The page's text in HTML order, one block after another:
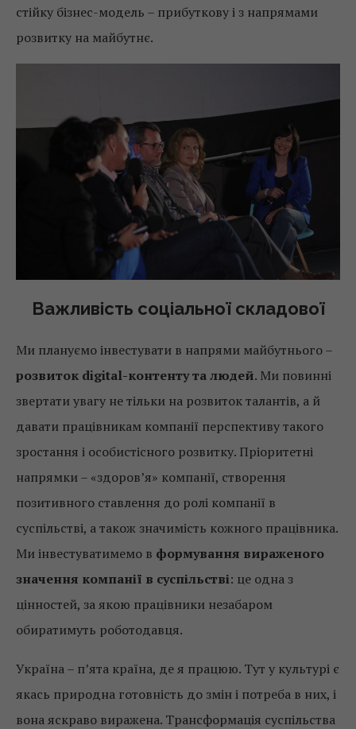
стійку бізнес-модель – прибуткову і з напрямами
розвитку на майбутнє.
Важливість соціальної складової
Ми плануємо інвестувати в напрями майбутнього –
розвиток digital-контенту та людей. Ми повинні
звертати увагу не тільки на розвиток талантів, а й
давати працівникам компанії перспективу такого
зростання і особистісного розвитку. Пріоритетні
напрямки – «здоров’я» компанії, створення
позитивного ставлення до ролі компанії в
суспільстві, а також значимість кожного працівника.
Ми інвестуватимемо в формування вираженого
значення компанії в суспільстві: це одна з
цінностей, за якою працівники незабаром
обиратимуть роботодавця.
Україна – п’ята країна, де я працюю. Тут у культурі є
якась природна готовність до змін і потреба в них, і
вона яскраво виражена. Трансформація суспільства